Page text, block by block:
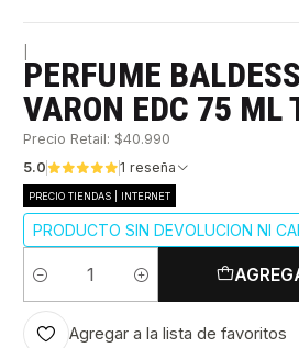
PERFUME
VARON EDC 75 ML
Precio Retail: $40.990
5.0
1 reseña
PRECIO TIENDAS | INTERNET
PRODUCTO SIN DEVOLUCION NI
Cantidad
Agregar a la lista de favoritos